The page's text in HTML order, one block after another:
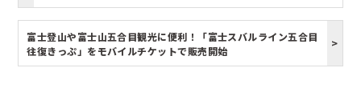
富士登山や富士山五合目観光に便利！「富士スバルライン五合目
往復きっぷ」をモバイルチケットで販売開始